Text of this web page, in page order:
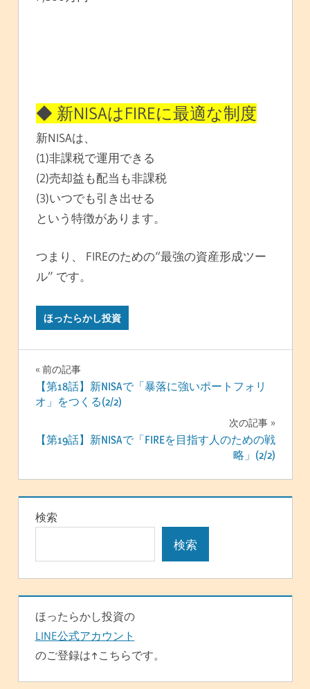
◆ 新NISAはFIREに最適な制度
新NISAは、
(1)非課税で運用できる
(2)売却益も配当も非課税
(3)いつでも引き出せる
という特徴があります。
つまり、 FIREのための“最強の資産形成ツー
ル” です。
ほったらかし投資
投
稿
ゲ
ー
シ
ョ
ン
前の記事
【第18話】新NISAで「暴落に強いポートフォリ
オ」をつくる(2/2)
次の記事
【第19話】新NISAで「FIREを目指す人のための戦
略」(2/2)
検索
検索
ほったらかし投資の
LINE公式アカウント
のご登録は↑こちらです。